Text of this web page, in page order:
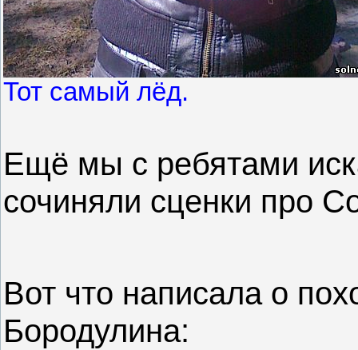
Тот самый лёд.
Ещё мы с ребятами
сочиняли сценки про
Вот что написала о
Бородулина: